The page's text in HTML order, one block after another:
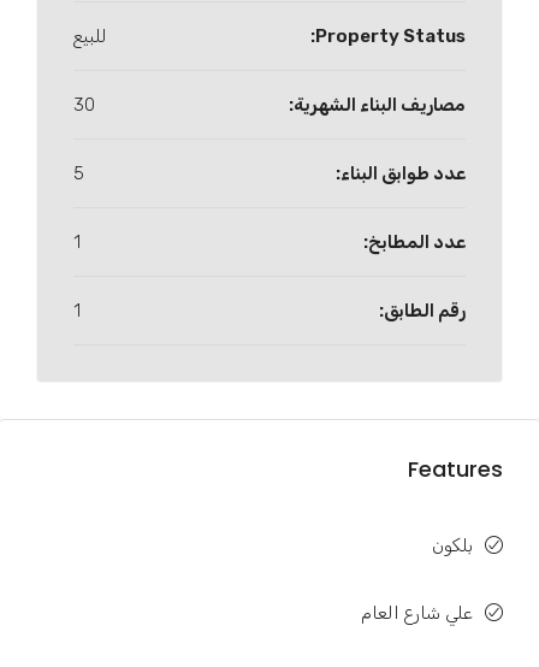
Property Status: للبيع
مصاريف البناء الشهرية: 30
عدد طوابق البناء: 5
عدد المطابخ: 1
رقم الطابق: 1
Features
بلكون
علي شارع العام